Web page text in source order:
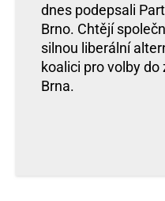
dnes podepsali
Brno. Chtějí
silnou liberální
koalici pro volby
Brna.